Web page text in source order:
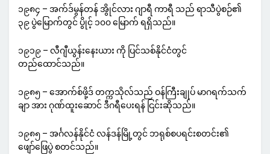
၁၉၈၄ – အက်ဒ်မွန်တန် အွိုင်လား ဂျာရီ ကာရီ သည် ရာသီပွဲစဉ်၏
၃၉ ပွဲမြောက်တွင် ပွိုင့် ၁၀၀ မြောက် ရရှိသည်။
၁၉၁၉ – လီဂျီယွန်းနေးယား ကို ပြင်သစ်နိုင်ငံတွင်
တည်ထောင်သည်။
၁၉၈၅ – အောက်စ်ဖို့ဒ် တက္ကသိုလ်သည် ဝန်ကြီးချုပ် မာဂရက်သက်
ချာ အား ဂုဏ်ထူးဆောင် ဒီဂရီပေးရန် ငြင်းဆိုသည်။
၁၉၈၅ – အင်္ဂလန်နိုင်ငံ လန်ဒန်မြို့တွင် ဘရုစ်စပရင်းစတင်း၏
ဖျော်ဖြေပွဲ စတင်သည်။